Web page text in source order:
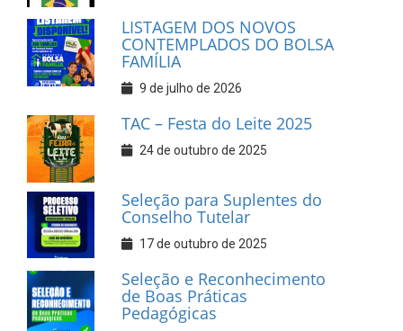
LISTAGEM DOS NOVOS
CONTEMPLADOS DO BOLSA
FAMÍLIA
9 de julho de 2026
TAC – Festa do Leite 2025
24 de outubro de 2025
Seleção para Suplentes do
Conselho Tutelar
17 de outubro de 2025
Seleção e Reconhecimento
de Boas Práticas
Pedagógicas